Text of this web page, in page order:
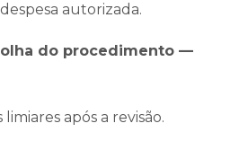
autorizada.
do procedimento —
após a revisão.